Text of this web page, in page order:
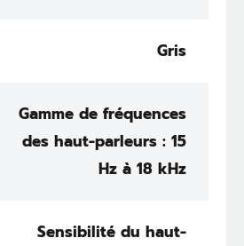
Gris
Gamme de fréquences
des haut-parleurs : 15
Hz à 18 kHz
Sensibilité du haut-